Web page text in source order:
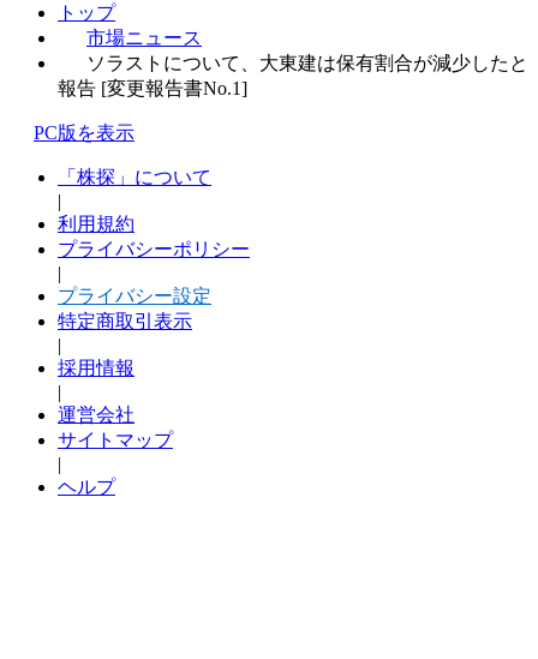
トップ
市場ニュース
ソラストについて、大東建は保有割合が減少したと
報告 [変更報告書No.1]
PC版を表示
「株探」について
|
利用規約
プライバシーポリシー
|
プライバシー設定
特定商取引表示
|
採用情報
|
運営会社
サイトマップ
|
ヘルプ